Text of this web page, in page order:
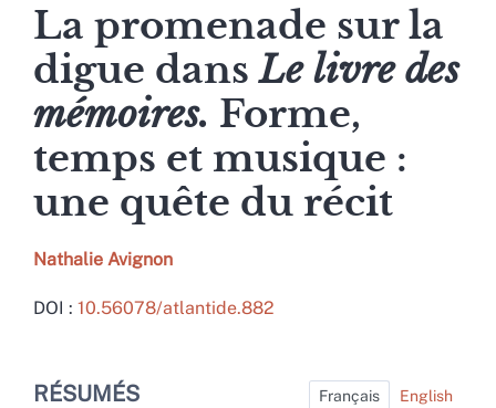
La promenade sur la
digue dansLe livre des
mémoires. Forme,
temps et musique :
une quête du récit
Nathalie Avignon
DOI : 10.56078/atlantide.882
Index
RÉSUMÉS Français English